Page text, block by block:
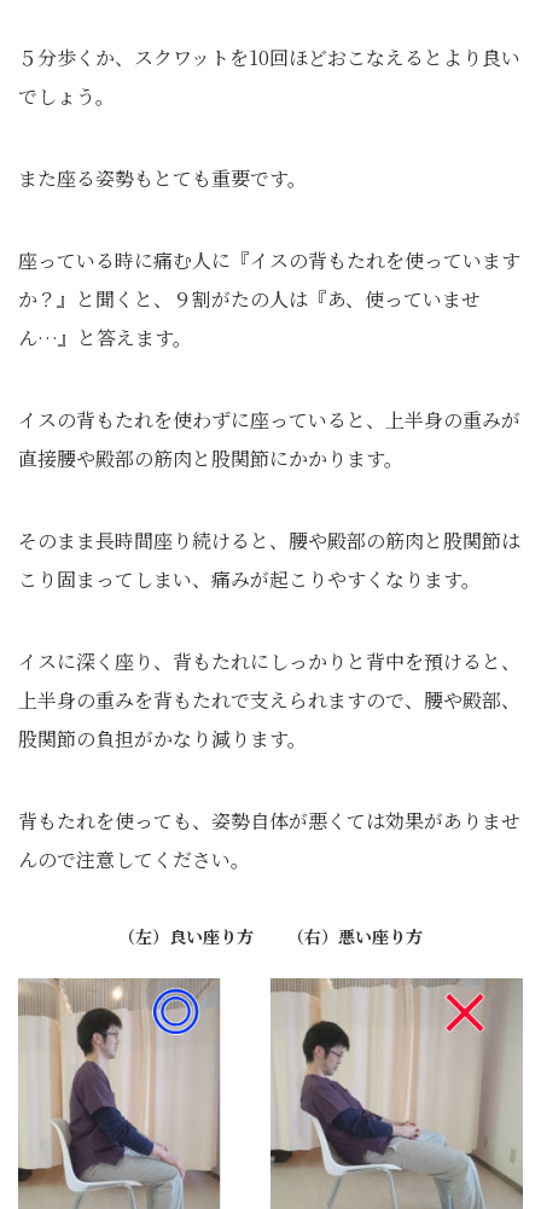
５分歩くか、スクワットを10回ほどおこなえるとより良い
でしょう。
また座る姿勢もとても重要です。
座っている時に痛む人に『イスの背もたれを使っています
か？』と聞くと、９割がたの人は『あ、使っていませ
ん…』と答えます。
イスの背もたれを使わずに座っていると、上半身の重みが
直接腰や殿部の筋肉と股関節にかかります。
そのまま長時間座り続けると、腰や殿部の筋肉と股関節は
こり固まってしまい、痛みが起こりやすくなります。
イスに深く座り、背もたれにしっかりと背中を預けると、
上半身の重みを背もたれで支えられますので、腰や殿部、
股関節の負担がかなり減ります。
背もたれを使っても、姿勢自体が悪くては効果がありませ
んので注意してください。
（左）良い座り方 （右）悪い座り方